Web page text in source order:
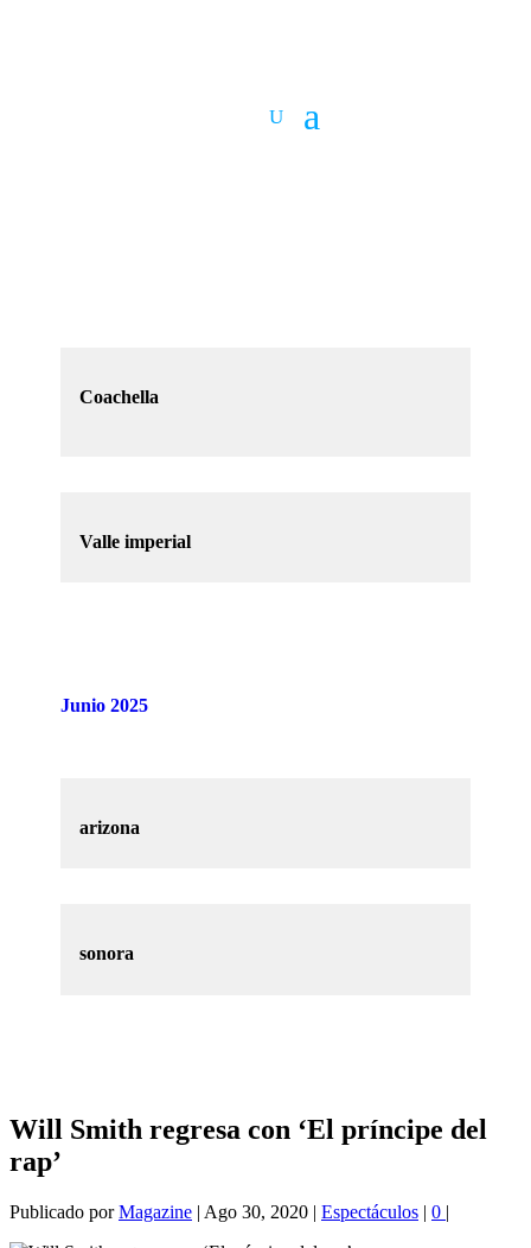
Coachella
Valle imperial
Junio 2025
arizona
sonora
Will Smith regresa con ‘El príncipe del
rap’
Publicado porMagazine | Ago 30, 2020 | Espectáculos | 0 |